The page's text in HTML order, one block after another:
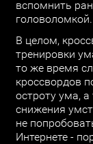
вспомнить
головоломкой.
В целом,
тренировки
то же время
кроссвордов
остроту ума,
снижения
не
Интернете -